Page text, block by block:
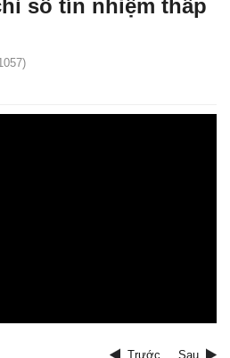
số tín nhiệm thấp
Trước Sau